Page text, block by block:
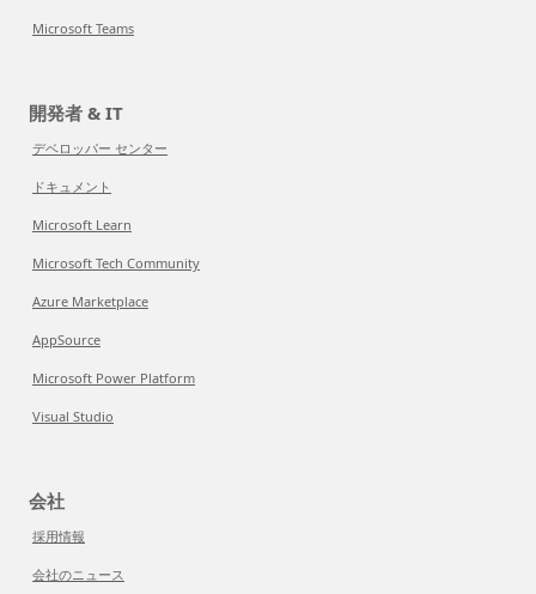
Microsoft Teams
開発者 & IT
デベロッパー センター
ドキュメント
Microsoft Learn
Microsoft Tech Community
Azure Marketplace
AppSource
Microsoft Power Platform
Visual Studio
会社
採用情報
会社のニュース